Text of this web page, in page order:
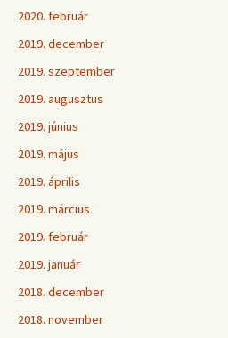
2020. február
2019. december
2019. szeptember
2019. augusztus
2019. június
2019. május
2019. április
2019. március
2019. február
2019. január
2018. december
2018. november